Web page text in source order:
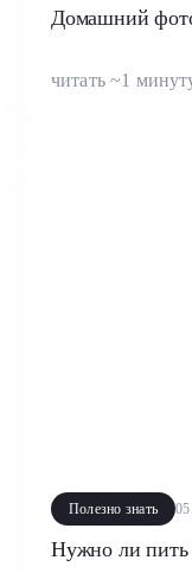
Домашний
читать ~1
Полезно знать
Нужно ли пить